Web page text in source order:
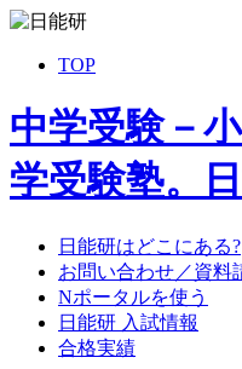
TOP
中学受験－
学受験塾。
日能研はどこにある?
お問い合わせ／資料
Nポータルを使う
日能研 入試情報
合格実績